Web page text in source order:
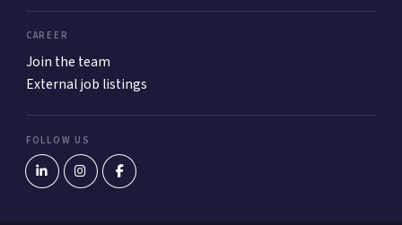
CAREER
Join the team
External job listings
FOLLOW US